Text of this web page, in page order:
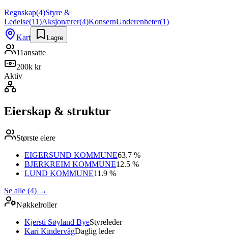
Regnskap(4)Styre &
Ledelse(11)Aksjonærer(4)KonsernUnderenheter(1)
Kart
Lagre
11ansatte
200k kr
Aktiv
Eierskap & struktur
Største eiere
EIGERSUND KOMMUNE63.7 %
BJERKREIM KOMMUNE12.5 %
LUND KOMMUNE11.9 %
Se alle (4) →
Nøkkelroller
Kjersti Søyland ByeStyreleder
Kari KindervågDaglig leder